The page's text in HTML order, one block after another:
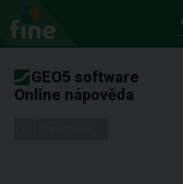
GEO5 software
Online nápověda